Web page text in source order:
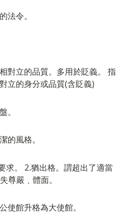
法令。
對立的品質。多用於貶義。 指
立的身分或品質(含貶義)
。
的風格。
求。 2.猶出格。謂超出了適當
尊嚴﹑體面。
使館升格為大使館。